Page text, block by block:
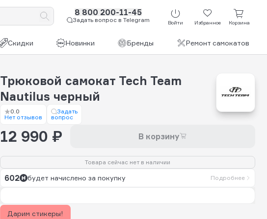
8 800 200-11-45
Задать вопрос в Telegram Войти Избранное Корзина
Скидки Новинки Бренды Ремонт самокатов
Трюковой самокат Tech Team
Nautilus черный
0.0
Нет отзывов
Задать
вопрос
12 990 ₽ В корзину
Товара сейчас нет в наличии
602 будет начислено за покупку Подробнее
Дарим стикеры!